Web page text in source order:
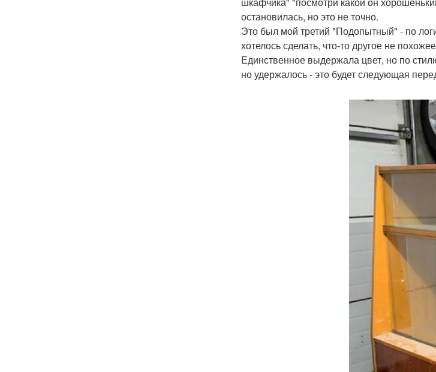
остановилась, но это не точно.
Это был мой третий "Подопытный" - по
хотелось сделать, что-то другое не
Единственное выдержала цвет, но по
но удержалось - это будет следующая